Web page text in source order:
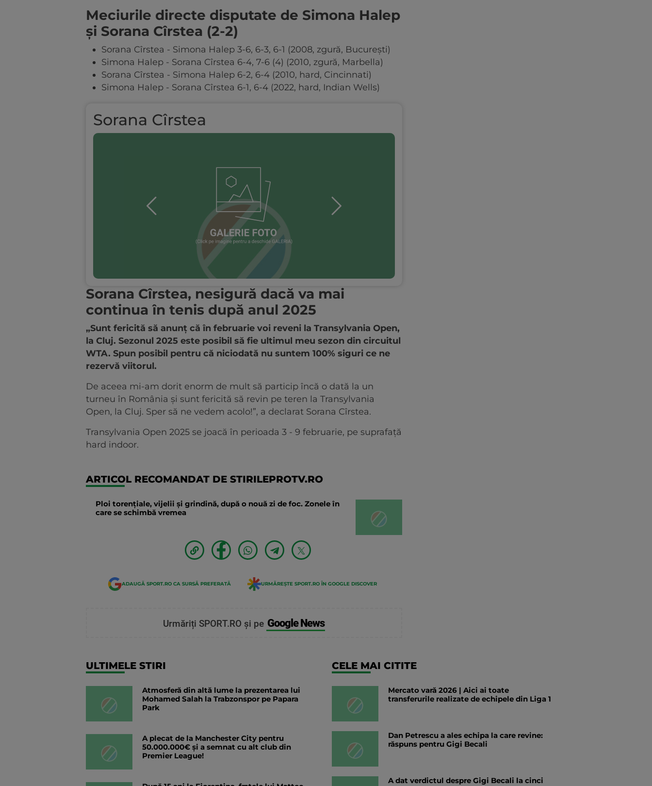
Meciurile directe disputate de Simona Halep
și Sorana Cîrstea (2-2)
Sorana Cîrstea - Simona Halep 3-6, 6-3, 6-1 (2008, zgură, București)
Simona Halep - Sorana Cîrstea 6-4, 7-6 (4) (2010, zgură, Marbella)
Sorana Cîrstea - Simona Halep 6-2, 6-4 (2010, hard, Cincinnati)
Simona Halep - Sorana Cîrstea 6-1, 6-4 (2022, hard, Indian Wells)
Sorana Cîrstea
Sorana Cîrstea, nesigură dacă va mai
continua în tenis după anul 2025
„Sunt fericită să anunţ că în februarie voi reveni la Transylvania Open,
la Cluj. Sezonul 2025 este posibil să fie ultimul meu sezon din circuitul
WTA. Spun posibil pentru că niciodată nu suntem 100% siguri ce ne
rezervă viitorul.
De aceea mi-am dorit enorm de mult să particip încă o dată la un
turneu în România şi sunt fericită să revin pe teren la Transylvania
Open, la Cluj. Sper să ne vedem acolo!”, a declarat Sorana Cîrstea.
Transylvania Open 2025 se joacă în perioada 3 - 9 februarie, pe suprafață
hard indoor.
ARTICOL RECOMANDAT DE STIRILEPROTV.RO
Ploi torențiale, vijelii și grindină, după o nouă zi de foc. Zonele în
care se schimbă vremea
ADAUGĂ SPORT.RO CA SURSĂ PREFERATĂ URMĂREȘTE SPORT.RO ÎN GOOGLE DISCOVER
Urmăriți SPORT.RO și pe Google News
ULTIMELE STIRI
Atmosferă din altă lume la prezentarea lui
Mohamed Salah la Trabzonspor pe Papara
Park
A plecat de la Manchester City pentru
50.000.000€ și a semnat cu alt club din
Premier League!
CELE MAI CITITE
Mercato vară 2026 | Aici ai toate
transferurile realizate de echipele din Liga 1
Dan Petrescu a ales echipa la care revine:
răspuns pentru Gigi Becali
A dat verdictul despre Gigi Becali la cinci